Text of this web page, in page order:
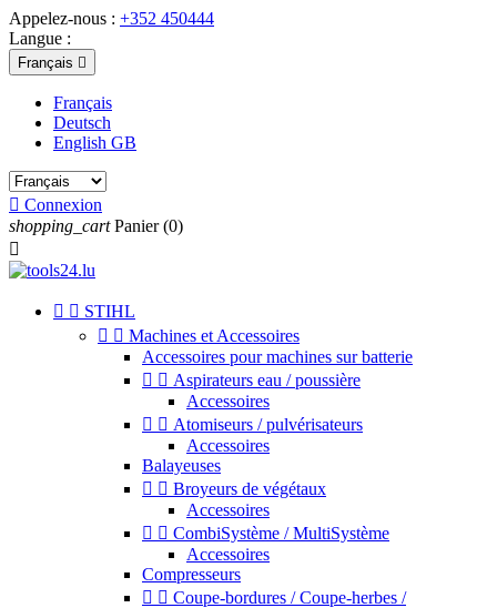
Appelez-nous : +352 450444
Langue :
Français 
Français
Deutsch
English GB
 Connexion
shopping_cart Panier (0)

  STIHL
  Machines et Accessoires
Accessoires pour machines sur batterie
  Aspirateurs eau / poussière
Accessoires
  Atomiseurs / pulvérisateurs
Accessoires
Balayeuses
  Broyeurs de végétaux
Accessoires
  CombiSystème / MultiSystème
Accessoires
Compresseurs
  Coupe-bordures / Coupe-herbes /